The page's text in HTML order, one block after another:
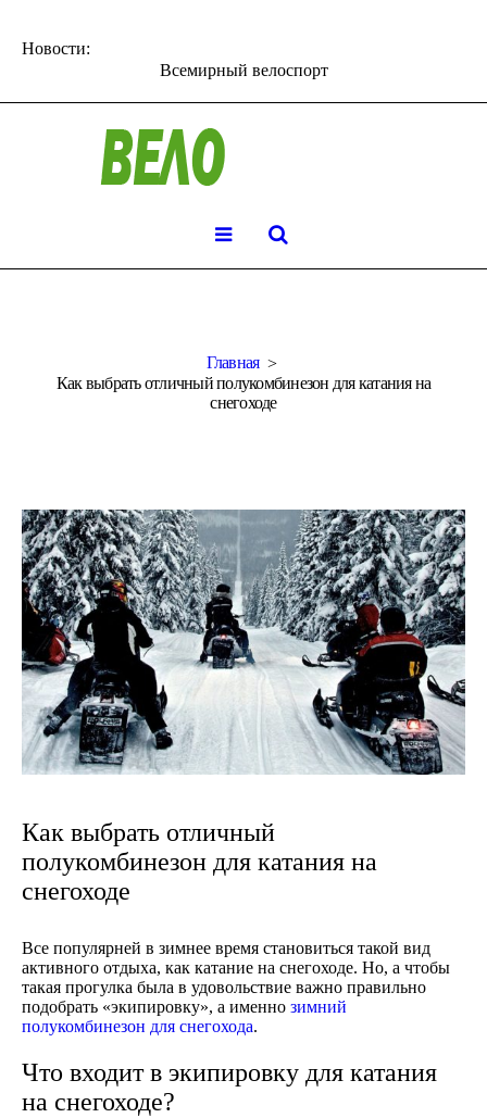
Новости:
Всемирный велоспорт
Главная
Как выбрать отличный полукомбинезон для катания на
снегоходе
Как выбрать отличный
полукомбинезон для катания на
снегоходе
Все популярней в зимнее время становиться такой вид
активного отдыха, как катание на снегоходе. Но, а чтобы
такая прогулка была в удовольствие важно правильно
подобрать «экипировку», а именно зимний
полукомбинезон для снегохода.
Что входит в экипировку для катания
на снегоходе?